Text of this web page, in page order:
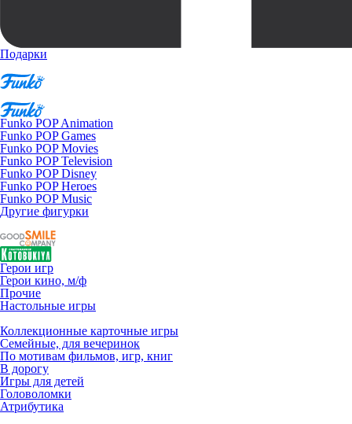
Подарки
Funko POP Animation
Funko POP Games
Funko POP Movies
Funko POP Television
Funko POP Disney
Funko POP Heroes
Funko POP Music
Другие фигурки
Герои игр
Герои кино, м/ф
Прочие
Настольные игры
Коллекционные карточные игры
Семейные, для вечеринок
По мотивам фильмов, игр, книг
В дорогу
Игры для детей
Головоломки
Атрибутика